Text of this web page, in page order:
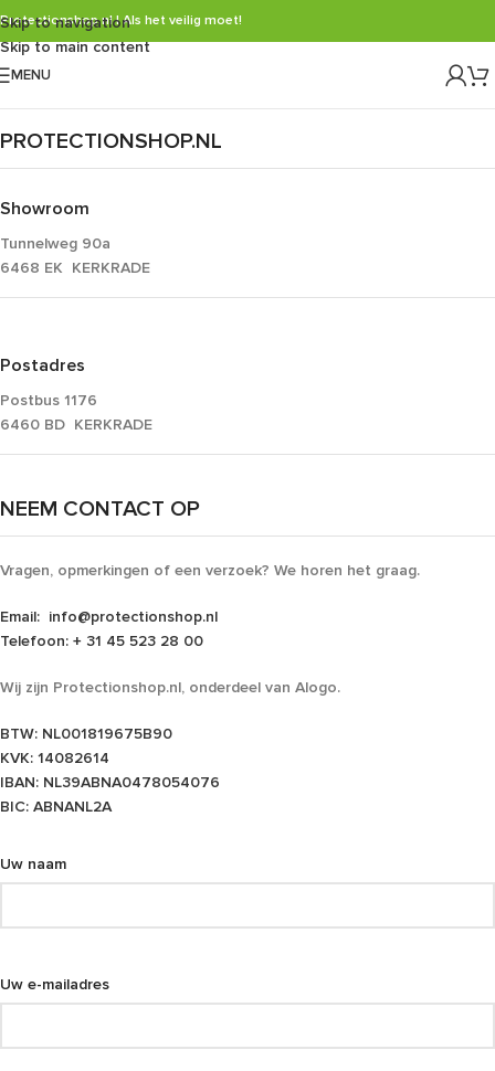
Skip to navigation
Skip to main content
Protectionshop.nl | Als het veilig moet!
MENU
PROTECTIONSHOP.NL
Showroom
Tunnelweg 90a
6468 EK KERKRADE
Postadres
Postbus 1176
6460 BD KERKRADE
NEEM CONTACT OP
Vragen, opmerkingen of een verzoek? We horen het graag.
Email: info@protectionshop.nl
Telefoon: + 31 45 523 28 00
Wij zijn Protectionshop.nl, onderdeel van Alogo.
BTW: NL001819675B90
KVK: 14082614
IBAN: NL39ABNA0478054076
BIC: ABNANL2A
Uw naam
Uw e-mailadres